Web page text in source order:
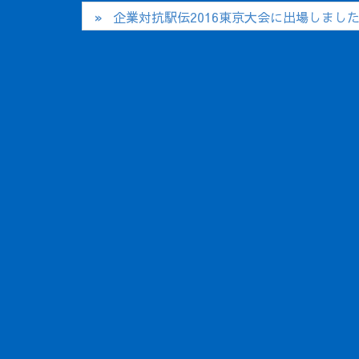
企業対抗駅伝2016東京大会に出場しました